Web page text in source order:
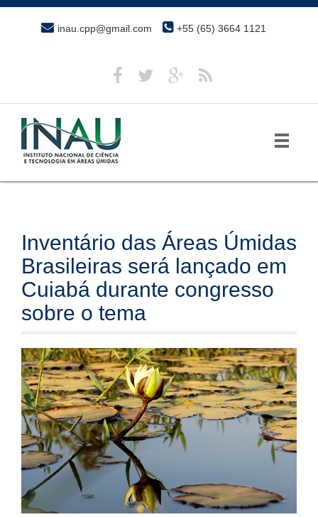
inau.cpp@gmail.com +55 (65) 3664 1121
Inventário das Áreas Úmidas
Brasileiras será lançado em
Cuiabá durante congresso
sobre o tema